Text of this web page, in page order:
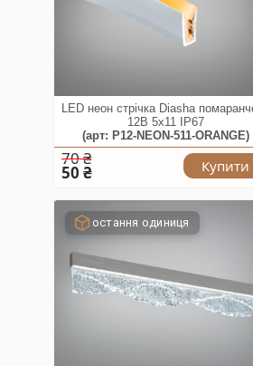
LED неон стрічка Diasha
12В 5x11 IP67
(арт: P12-NEON-511-ORANGE)
70 ₴
50 ₴ Купити
остання одиниця